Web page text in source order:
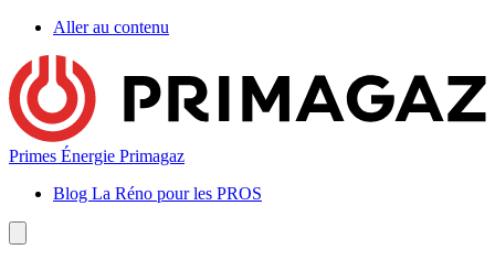
Aller au contenu
Primes Énergie Primagaz
Blog La Réno pour les PROS